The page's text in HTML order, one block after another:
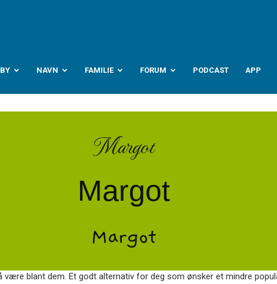
NAVN FAMILIE FORUM PODCAST APP
Margot
Margot
Margot
være blant dem. Et godt alternativ for deg som ønsker et mindre